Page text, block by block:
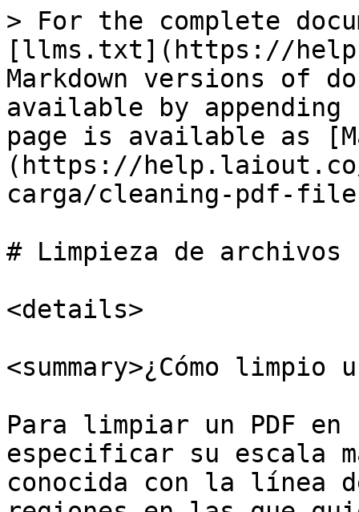
> For the complete
[llms.txt](https://
Markdown versions of
available by
page is available as
(https://help.laiout.co/
carga/cleaning-pdf-
# Limpieza de archivos
<details>
<summary>¿Cómo limpio
Para limpiar un PDF
especificar su escala
conocida con la línea